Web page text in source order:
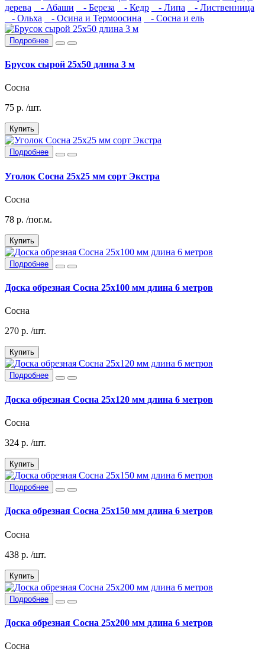
дерева
- Абаши - Береза - Кедр - Липа
- Лиственница
- Ольха
- Осина и Термоосина - Сосна и ель
Подробнее
Брусок сырой 25х50 длина 3 м
Сосна
75 р. /шт.
Купить
Подробнее
Уголок Сосна 25х25 мм сорт Экстра
Сосна
78 р. /пог.м.
Купить
Подробнее
Доска обрезная Сосна 25х100 мм длина 6 метров
Сосна
270 р. /шт.
Купить
Подробнее
Доска обрезная Сосна 25х120 мм длина 6 метров
Сосна
324 р. /шт.
Купить
Подробнее
Доска обрезная Сосна 25х150 мм длина 6 метров
Сосна
438 р. /шт.
Купить
Подробнее
Доска обрезная Сосна 25х200 мм длина 6 метров
Сосна